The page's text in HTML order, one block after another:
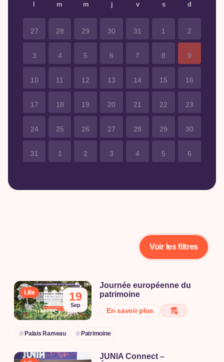
m m j v s d
27 28 29 30 31 1 2
3 4 5 6 7 8 9
10 11 12 13 14 15 16
17 18 19 20 21 22 23
24 25 26 27 28 29 30
31 1 2 3 4 5 6
Voir les filtres
19
Sep
Lille
Journée européenne du
patrimoine
À l’occasion de la Journée du
Patrimoine, venez découvrir la
notre culture et de notre
exceptionnelle vous invite à
En savoir plus
Palais Rameau Patrimoine
JUNIA Connect –